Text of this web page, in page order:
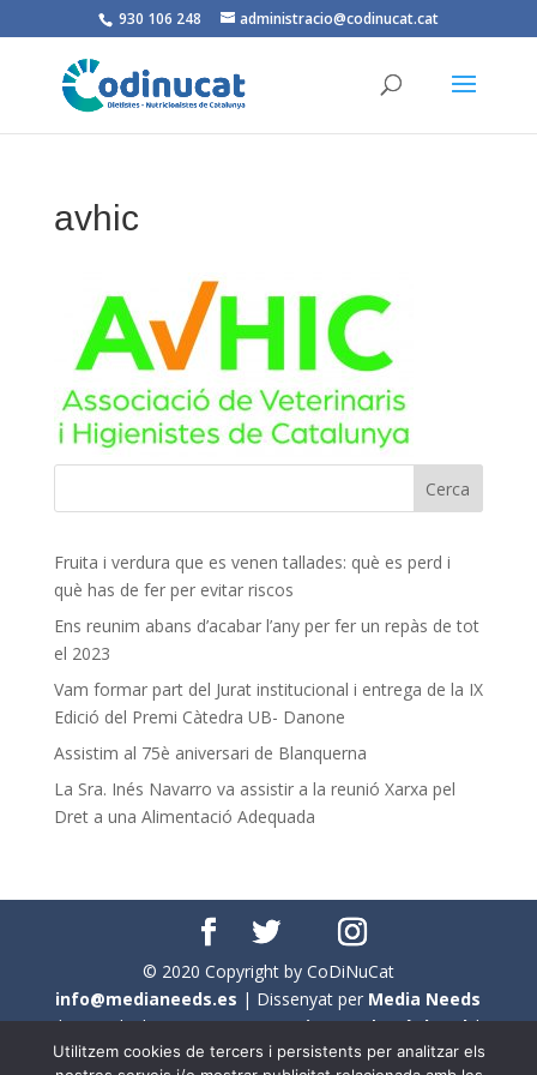
930 106 248 administracio@codinucat.cat
avhic
Fruita i verdura que es venen tallades: què es perd i
què has de fer per evitar riscos
Ens reunim abans d’acabar l’any per fer un repàs de tot
el 2023
Vam formar part del Jurat institucional i entrega de la IX
Edició del Premi Càtedra UB- Danone
Assistim al 75è aniversari de Blanquerna
La Sra. Inés Navarro va assistir a la reunió Xarxa pel
Dret a una Alimentació Adequada
© 2020 Copyright by CoDiNuCat
info@medianeeds.es | Dissenyat per Media Needs
| Tots els drets reservats aCoDiNuCat |Avís legal|
Avís per cookies
Utilitzem cookies de tercers i persistents per analitzar els